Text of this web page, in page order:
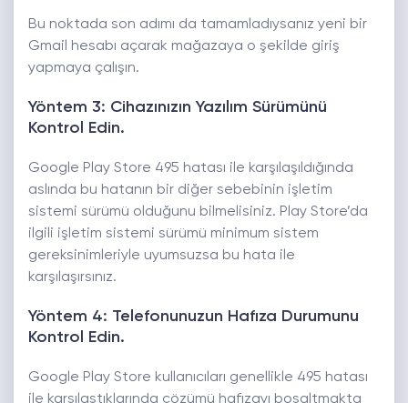
Bu noktada son adımı da tamamladıysanız yeni bir
Gmail hesabı açarak mağazaya o şekilde giriş
yapmaya çalışın.
Yöntem 3: Cihazınızın Yazılım Sürümünü
Kontrol Edin.
Google Play Store 495 hatası ile karşılaşıldığında
aslında bu hatanın bir diğer sebebinin işletim
sistemi sürümü olduğunu bilmelisiniz. Play Store’da
ilgili işletim sistemi sürümü minimum sistem
gereksinimleriyle uyumsuzsa bu hata ile
karşılaşırsınız.
Yöntem 4: Telefonunuzun Hafıza Durumunu
Kontrol Edin.
Google Play Store kullanıcıları genellikle 495 hatası
ile karşılaştıklarında çözümü hafızayı boşaltmakta